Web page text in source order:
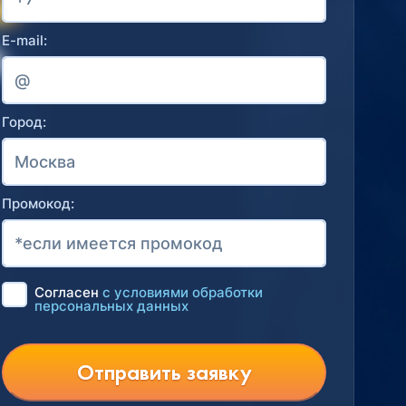
E-mail:
Город:
Промокод:
Согласен с условиями обработки
персональных данных
Отправить заявку